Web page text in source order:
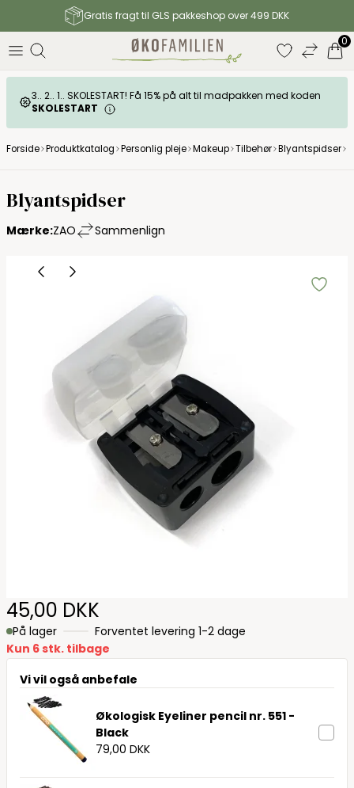
Gratis fragt til GLS pakkeshop over 499 DKK
0
3.. 2.. 1.. SKOLESTART! Få 15% på alt til madpakken med koden
SKOLESTART
Forside Produktkatalog Personlig pleje Makeup Tilbehør Blyantspidser
Blyantspidser
Mærke:ZAO Sammenlign
45,00 DKK
På lager
Forventet levering 1-2 dage
Kun 6 stk. tilbage
Vi vil også anbefale
Økologisk Eyeliner pencil nr. 551 -
Black
79,00 DKK